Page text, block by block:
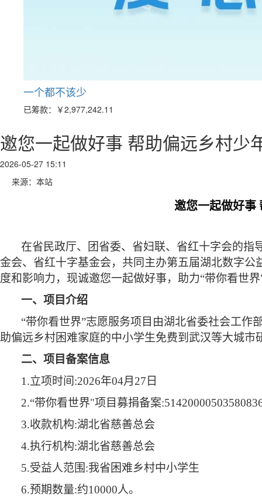
一个都不该少
已筹款： ￥2,977,242.11
邀您一起做好事 帮助偏远乡村少
2026-05-27 15:11
来源：本站
邀您一起做好事
在省民政厅、团省委、省妇联、省红十字会的
金会、省红十字基金会，共同主办第五届湖北数字
度和影响力，现诚邀您一起做好事，助力“带你看世
一、项目介绍
“带你看世界”志愿服务项目由湖北省委社会工作
助偏远乡村困难家庭的中小学生免费到武汉等大城市
二、项目备案信息
1.立项时间:2026年04月27日
2.“带你看世界"项目募捐备案
3.收款机构:湖北省慈善总会
4.执行机构:湖北省慈善总会
5.受益人范围:我省困难乡村中小学生
6.预期数量:约10000人。